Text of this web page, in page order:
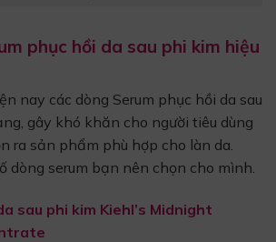
phục hồi da sau phi kim hiệu
nay các dòng Serum phục hồi da sau
gây khó khăn cho người tiêu dùng
ra sản phẩm phù hợp cho làn da.
dòng serum bạn nên chọn cho mình.
sau phi kim Kiehl’s Midnight